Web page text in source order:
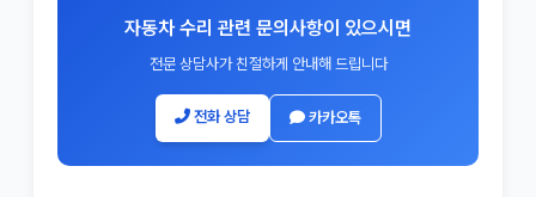
자동차 수리 관련 문의사항이 있으시면
전문 상담사가 친절하게 안내해 드립니다
전화 상담 카카오톡